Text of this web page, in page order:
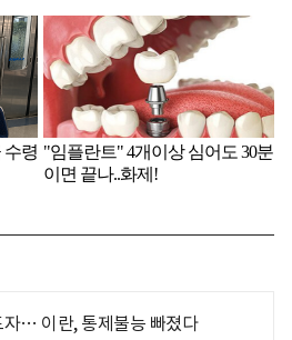
자… 이란, 통제불능 빠졌다